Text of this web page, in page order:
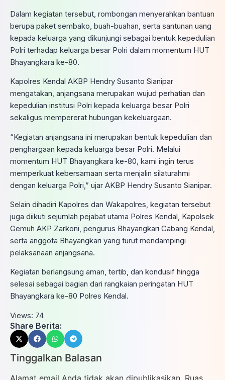
Dalam kegiatan tersebut, rombongan menyerahkan bantuan
berupa paket sembako, buah-buahan, serta santunan uang
kepada keluarga yang dikunjungi sebagai bentuk kepedulian
Polri terhadap keluarga besar Polri dalam momentum HUT
Bhayangkara ke-80.
Kapolres Kendal AKBP Hendry Susanto Sianipar
mengatakan, anjangsana merupakan wujud perhatian dan
kepedulian institusi Polri kepada keluarga besar Polri
sekaligus mempererat hubungan kekeluargaan.
“Kegiatan anjangsana ini merupakan bentuk kepedulian dan
penghargaan kepada keluarga besar Polri. Melalui
momentum HUT Bhayangkara ke-80, kami ingin terus
memperkuat kebersamaan serta menjalin silaturahmi
dengan keluarga Polri,” ujar AKBP Hendry Susanto Sianipar.
Selain dihadiri Kapolres dan Wakapolres, kegiatan tersebut
juga diikuti sejumlah pejabat utama Polres Kendal, Kapolsek
Gemuh AKP Zarkoni, pengurus Bhayangkari Cabang Kendal,
serta anggota Bhayangkari yang turut mendampingi
pelaksanaan anjangsana.
Kegiatan berlangsung aman, tertib, dan kondusif hingga
selesai sebagai bagian dari rangkaian peringatan HUT
Bhayangkara ke-80 Polres Kendal.
Views: 74
Share Berita:
Tinggalkan Balasan
Alamat email Anda tidak akan dipublikasikan. Ruas